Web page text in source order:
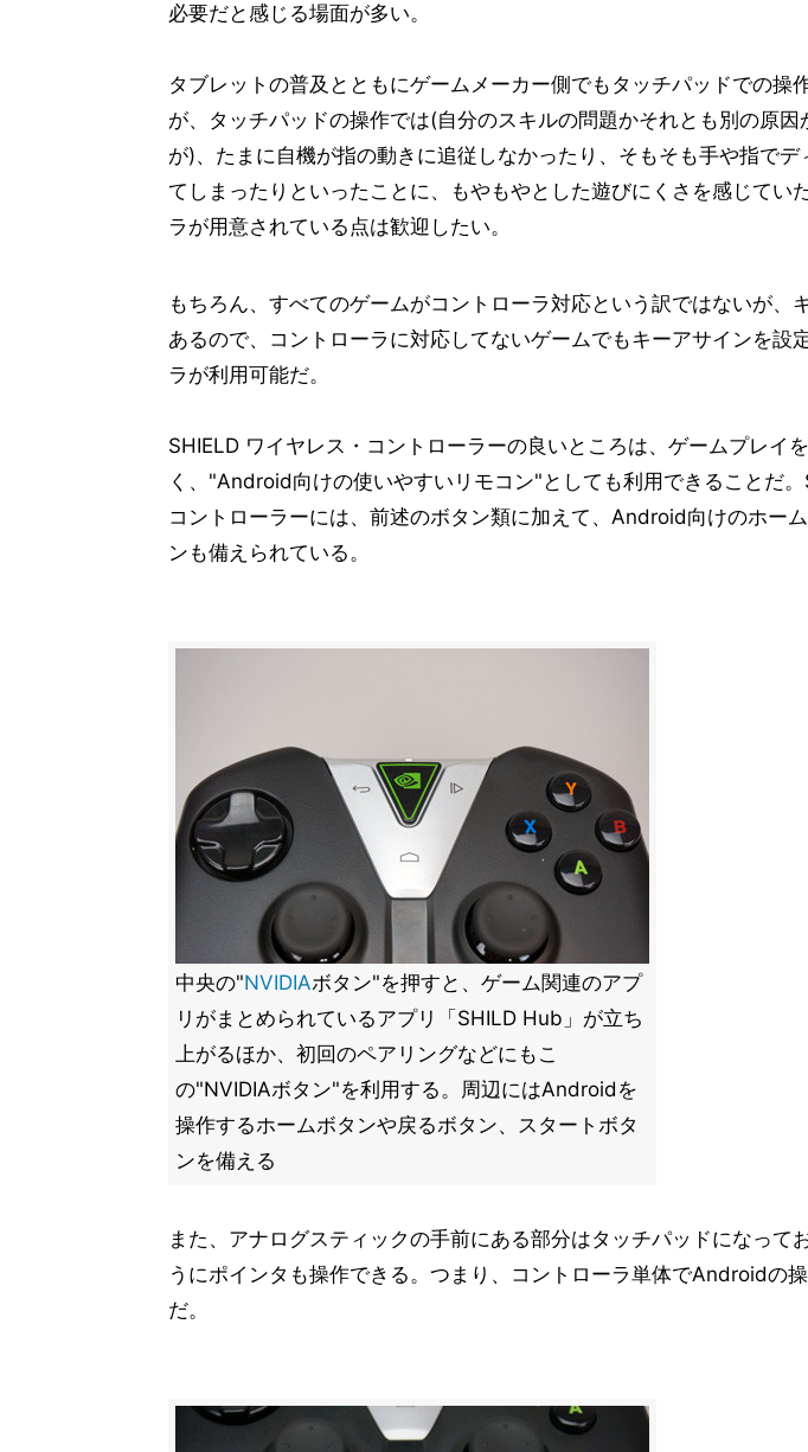
必要だと感じる場面が多い。
タブレットの普及とともにゲームメーカー側でもタッチパッドでの操
が、タッチパッドの操作では(自分のスキルの問題かそれとも別の原因
が)、たまに自機が指の動きに追従しなかったり、そもそも手や指で
てしまったりといったことに、もやもやとした遊びにくさを感じてい
ラが用意されている点は歓迎したい。
もちろん、すべてのゲームがコントローラ対応という訳ではないが、
あるので、コントローラに対応してないゲームでもキーアサインを設
ラが利用可能だ。
SHIELD ワイヤレス・コントローラーの良いところは、ゲームプレイ
く、"Android向けの使いやすいリモコン"としても利用できることだ。
コントローラーには、前述のボタン類に加えて、Android向けのホー
ンも備えられている。
中央の"NVIDIAボタン"を押すと、ゲーム関連のアプ
リがまとめられているアプリ「SHILD Hub」が立ち
上がるほか、初回のペアリングなどにもこ
の"NVIDIAボタン"を利用する。周辺にはAndroidを
操作するホームボタンや戻るボタン、スタートボタ
ンを備える
また、アナログスティックの手前にある部分はタッチパッドになって
うにポインタも操作できる。つまり、コントローラ単体でAndroidの
だ。